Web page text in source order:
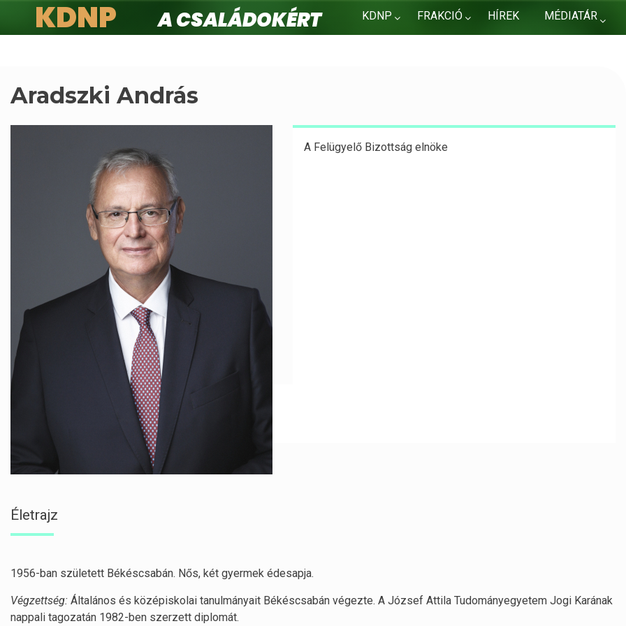
KDNP FRAKCIÓ HÍREK MÉDIATÁR
KDNP
A családokért.
Aradszki András
A Felügyelő Bizottság elnöke
Életrajz
1956-ban született Békéscsabán. Nős, két gyermek édesapja.
Végzettség: Általános és középiskolai tanulmányait Békéscsabán végezte. A József Attila Tudományegyetem Jogi Ka­rának
nappali tagozatán 1982-ben szer­zett diplomát.